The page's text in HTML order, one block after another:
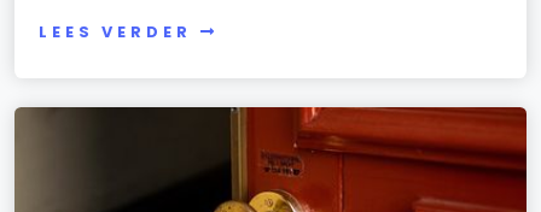
LEES VERDER